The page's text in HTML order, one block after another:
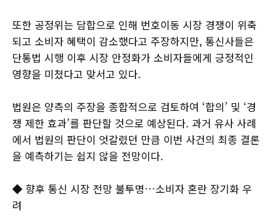
또한 공정위는 담합으로 인해 번호이동 시장 경쟁이 위축
되고 소비자 혜택이 감소했다고 주장하지만, 통신사들은
단통법 시행 이후 시장 안정화가 소비자들에게 긍정적인
영향을 미쳤다고 맞서고 있다.
법원은 양측의 주장을 종합적으로 검토하여 ‘합의’ 및 ‘경
쟁 제한 효과’를 판단할 것으로 예상된다. 과거 유사 사례
에서 법원의 판단이 엇갈렸던 만큼 이번 사건의 최종 결론
을 예측하기는 쉽지 않을 전망이다.
◆ 향후 통신 시장 전망 불투명…소비자 혼란 장기화 우
려